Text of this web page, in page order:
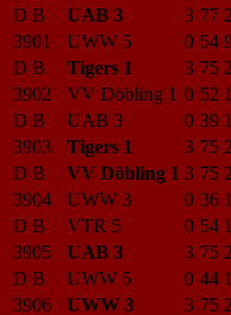
D B
UAB 3 3 77
3901
UWW 5 0 54
D B
Tigers 1 3 75
3902
VV Döbling 1 0 52
D B
UAB 3 0 39
3903
Tigers 1 3 75
D B
VV Döbling 1 3 75
3904
UWW 3 0 36
D B
VTR 5 0 54
3905
UAB 3 3 75
D B
UWW 5 0 44
3906
UWW 3 3 75